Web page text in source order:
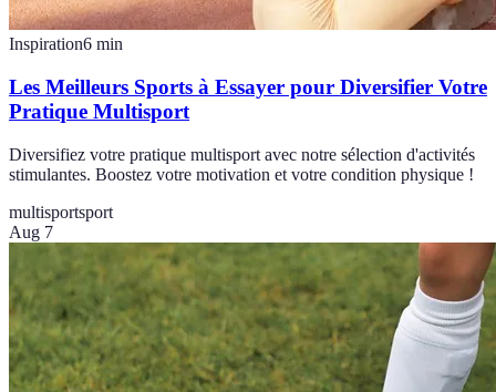
Inspiration6 min
Les Meilleurs Sports à Essayer pour Diversifier Votre
Pratique Multisport
Diversifiez votre pratique multisport avec notre sélection d'activités
stimulantes. Boostez votre motivation et votre condition physique !
multisportsport
Aug 7